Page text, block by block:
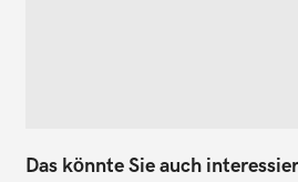
Das könnte Sie auch